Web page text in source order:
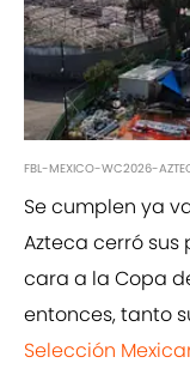
FBL-MEXICO-WC2026-
Se cumplen ya
Azteca cerró
cara a la Copa
entonces, tanto
Selección